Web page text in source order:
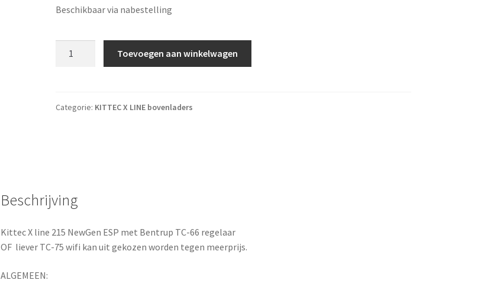
Beschikbaar via nabestelling
Toevoegen aan winkelwagen
Categorie: KITTEC X LINE bovenladers
Beschrijving
Kittec X line 215 NewGen ESP met Bentrup TC-66 regelaar
OF liever TC-75 wifi kan uit gekozen worden tegen meerprijs.
ALGEMEEN: